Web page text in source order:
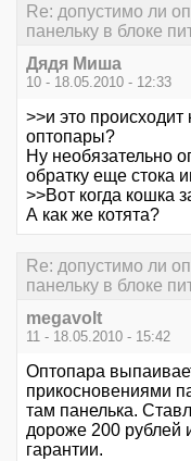
Re: допустимо ли
панельку в блоке
Дядя Миша
10 - 18.05.2010 - 12:33
>>и это
оптопары?
Ну необязательно
обратку еще стока
>>Вот когда кошка
А как же котята?
Re: допустимо ли
панельку в блоке
megavolt
11 - 18.05.2010 - 15:42
Оптопара
прикосновениями
там панелька.
дороже 200 рублей
гарантии.